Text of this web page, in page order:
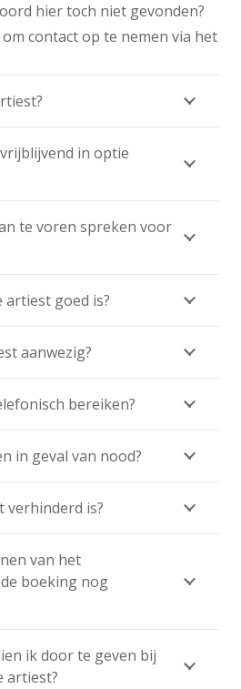
hier toch niet gevonden?
contact op te nemen via het
in optie
te voren spreken voor
artiest goed is?
aanwezig?
bereiken?
in geval van nood?
verhinderd is?
van het
boeking nog
ik door te geven bij
artiest?